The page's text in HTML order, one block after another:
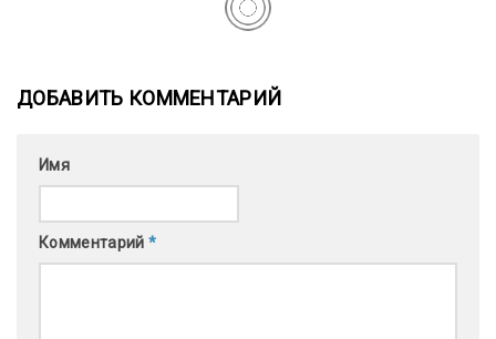
ДОБАВИТЬ КОММЕНТАРИЙ
Комментарий *
Имя